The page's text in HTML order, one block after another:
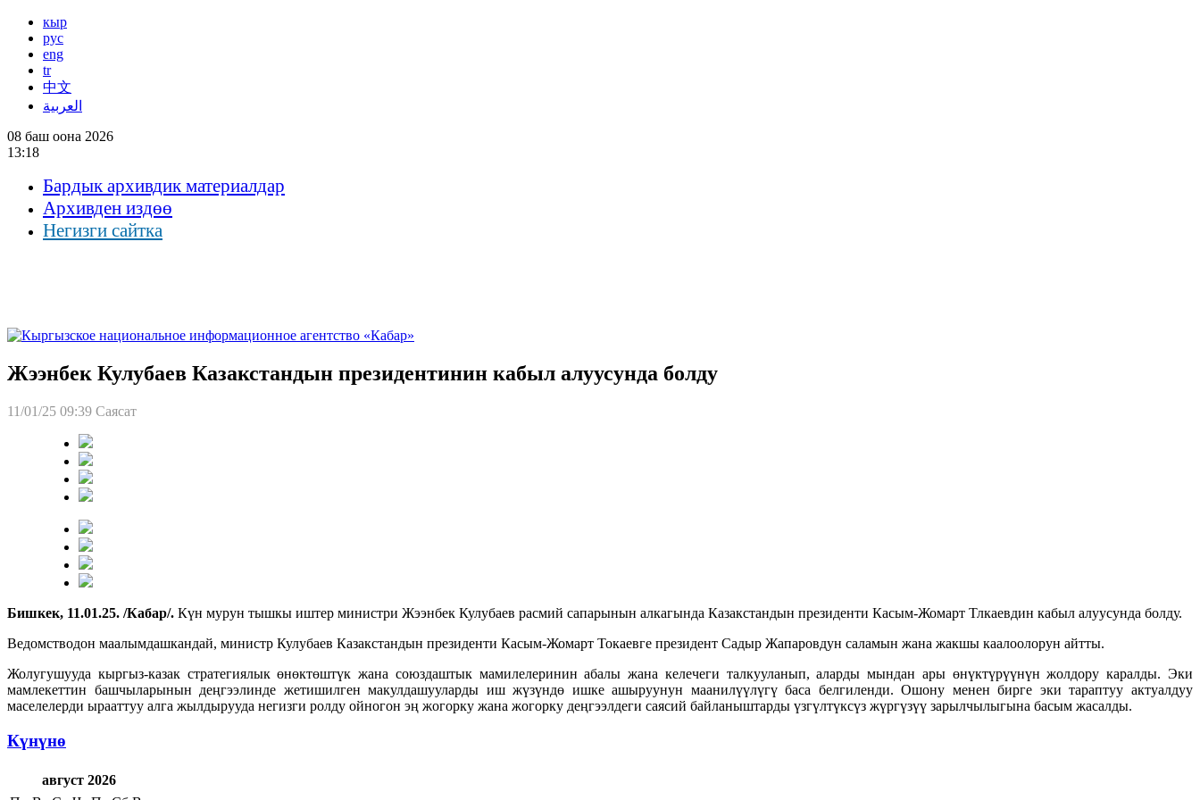
кыр
рус
eng
tr
中文
العربية
08 баш оона 2026
13:18
Бардык архивдик материалдар
Архивден издөө
Негизги сайтка
Жээнбек Кулубаев Казакстандын президентинин кабыл алуусунда болду
11/01/25 09:39 Саясат
Бишкек, 11.01.25. /Кабар/. Күн мурун тышкы иштер министри Жээнбек Кулубаев расмий сапарынын алкагында Казакстандын президенти Касым-Жомарт Тлкаевдин кабыл алуусунда болду.
Ведомстводон маалымдашкандай, министр Кулубаев Казакстандын президенти Касым-Жомарт Токаевге президент Садыр Жапаровдун саламын жана жакшы каалоолорун айтты.
Жолугушууда кыргыз-казак стратегиялык өнөктөштүк жана союздаштык мамилелеринин абалы жана келечеги талкууланып, аларды мындан ары өнүктүрүүнүн жолдору каралды. Эки
мамлекеттин башчыларынын деңгээлинде жетишилген макулдашууларды иш жүзүндө ишке ашыруунун маанилүүлүгү баса белгиленди. Ошону менен бирге эки тараптуу актуалдуу
маселелерди ырааттуу алга жылдырууда негизги ролду ойногон эң жогорку жана жогорку деңгээлдеги саясий байланыштарды үзгүлтүксүз жүргүзүү зарылчылыгына басым жасалды.
Күнүнө
август 2026